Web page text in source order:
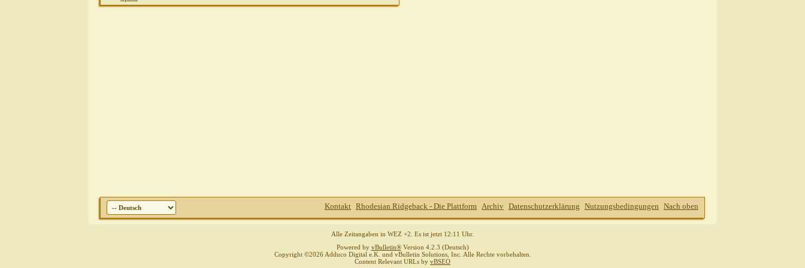
GastAW: Er will nicht!
Juchhu AW: Er will nicht!22.07.2010,16:41
Gudrun/NRW
Kontakt Rhodesian Ridgeback - Die Plattform Archiv Datenschutzerklärung Nutzungsbedingungen Nach oben
Alle Zeitangaben in WEZ +2. Es ist jetzt 12:11 Uhr.
Powered by vBulletin®Version 4.2.3 (Deutsch)
Copyright ©2026 Adduco Digital e.K. und vBulletin Solutions, Inc. Alle Rechte vorbehalten.
Content Relevant URLs by vBSEO